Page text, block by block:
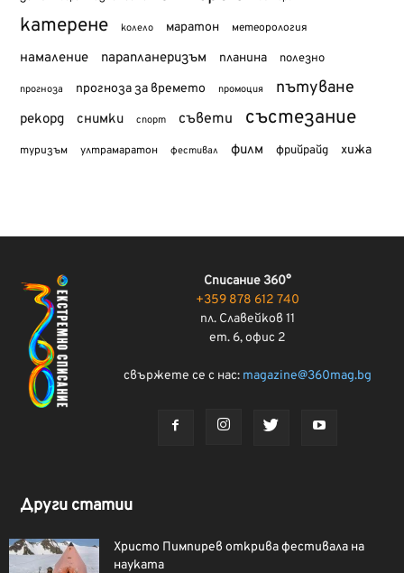
катерене колело маратон метеорология
намаление парапланеризъм планина полезно
прогноза прогноза за времето промоция пътуване
рекорд снимки спорт съвети състезание
туризъм ултрамаратон фестивал филм фрийрайд хижа
Списание 360°
+359 878 612 740
пл. Славейков 11
ет. 6, офис 2
свържете се с нас: magazine@360mag.bg
Други статии
Христо Пимпирев открива фестивала на
науката